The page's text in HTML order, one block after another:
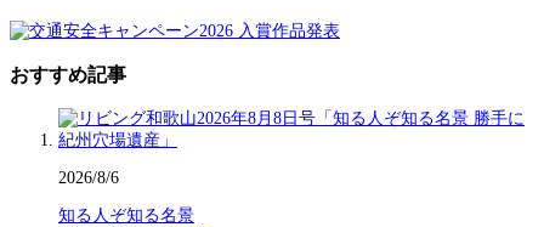
おすすめ記事
2026/8/6
知る人ぞ知る名景